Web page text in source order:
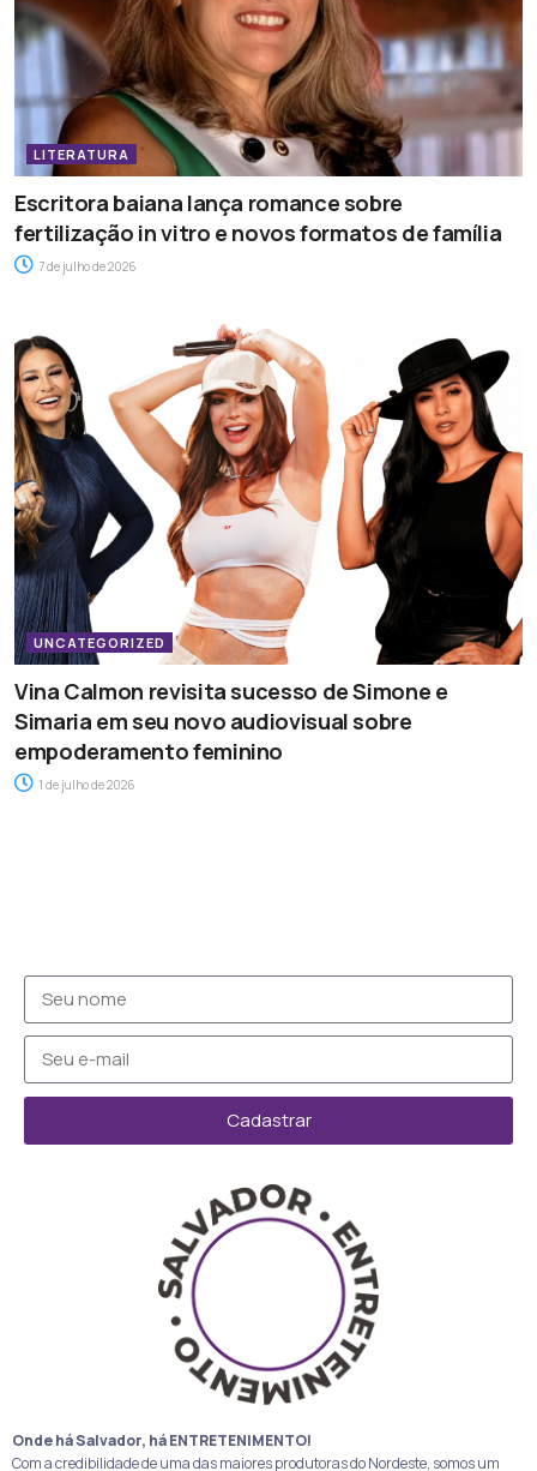
LITERATURA
Escritora baiana lança romance sobre
fertilização in vitro e novos formatos de família
7 de julho de 2026
UNCATEGORIZED
Vina Calmon revisita sucesso de Simone e
Simaria em seu novo audiovisual sobre
empoderamento feminino
1 de julho de 2026
Cadastrar
Onde há Salvador, há ENTRETENIMENTO!
Com a credibilidade de uma das maiores produtoras do Nordeste, somos um